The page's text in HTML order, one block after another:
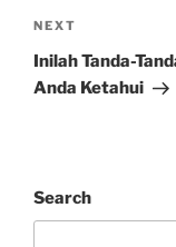
Next
Post
NEXT
Inilah Tanda-
Anda Ketahui
Search